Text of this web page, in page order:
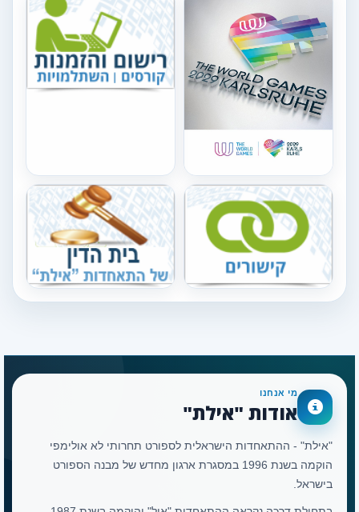
מי אנחנו
אודות "אילת"
"אילת" - ההתאחדות הישראלית לספורט תחרותי לא אולימפי
הוקמה בשנת 1996 במסגרת ארגון מחדש של מבנה הספורט
בישראל.